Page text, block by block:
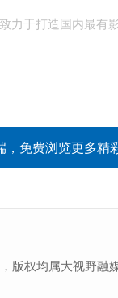
于打造国内最有
，免费浏览更多精
权均属大视野融